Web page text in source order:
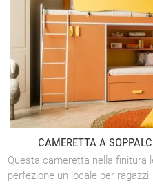
CAMERETTA A
Questa cameretta nella finitura
perfezione un locale per ragazzi.